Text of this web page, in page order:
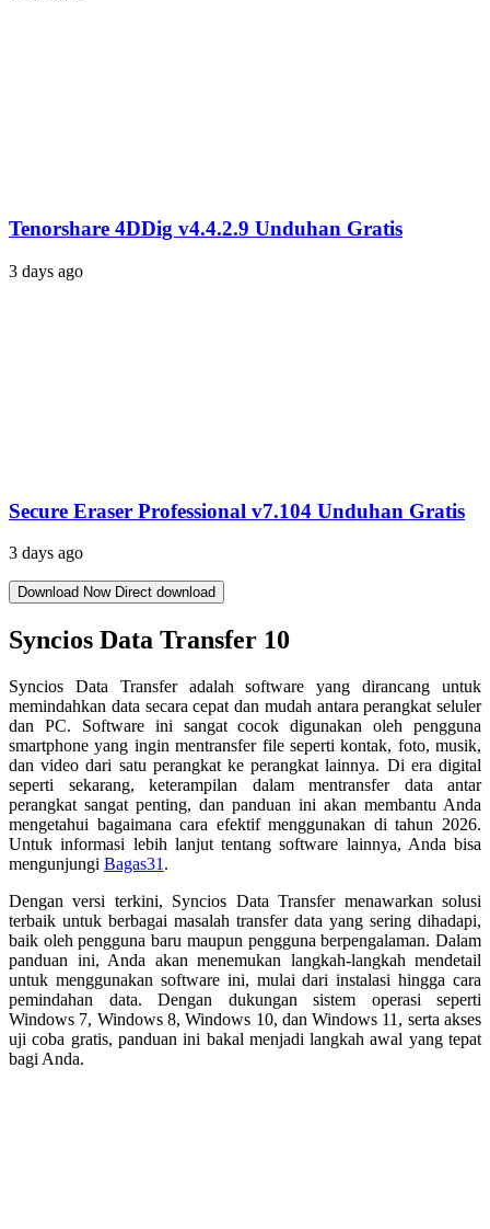
Tenorshare 4DDig v4.4.2.9 Unduhan Gratis
3 days ago
Secure Eraser Professional v7.104 Unduhan Gratis
3 days ago
Download Now Direct download
Syncios Data Transfer 10
Syncios Data Transfer adalah software yang dirancang untuk
memindahkan data secara cepat dan mudah antara perangkat seluler
dan PC. Software ini sangat cocok digunakan oleh pengguna
smartphone yang ingin mentransfer file seperti kontak, foto, musik,
dan video dari satu perangkat ke perangkat lainnya. Di era digital
seperti sekarang, keterampilan dalam mentransfer data antar
perangkat sangat penting, dan panduan ini akan membantu Anda
mengetahui bagaimana cara efektif menggunakan di tahun 2026.
Untuk informasi lebih lanjut tentang software lainnya, Anda bisa
mengunjungi Bagas31 .
Dengan versi terkini, Syncios Data Transfer menawarkan solusi
terbaik untuk berbagai masalah transfer data yang sering dihadapi,
baik oleh pengguna baru maupun pengguna berpengalaman. Dalam
panduan ini, Anda akan menemukan langkah-langkah mendetail
untuk menggunakan software ini, mulai dari instalasi hingga cara
pemindahan data. Dengan dukungan sistem operasi seperti
Windows 7, Windows 8, Windows 10, dan Windows 11, serta akses
uji coba gratis, panduan ini bakal menjadi langkah awal yang tepat
bagi Anda.